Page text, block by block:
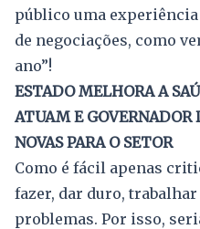
público uma
de negociações, como
ano”!
ESTADO MELHORA A
ATUAM E GOVERNADOR
NOVAS PARA O SETOR
Como é fácil apenas
fazer, dar duro,
problemas. Por isso,